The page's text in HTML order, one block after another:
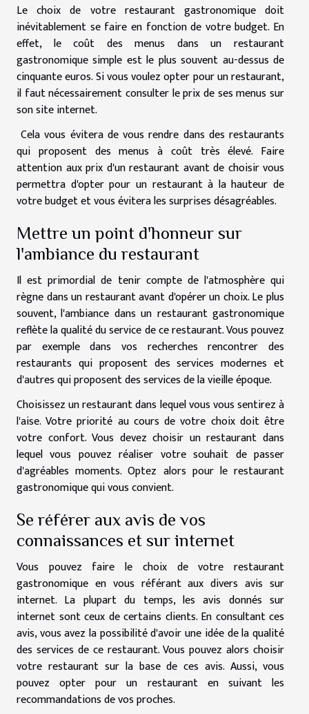
Le choix de votre restaurant gastronomique doit
inévitablement se faire en fonction de votre budget. En
effet, le coût des menus dans un restaurant
gastronomique simple est le plus souvent au-dessus de
cinquante euros. Si vous voulez opter pour un restaurant,
il faut nécessairement consulter le prix de ses menus sur
son site internet.
Cela vous évitera de vous rendre dans des restaurants
qui proposent des menus à coût très élevé. Faire
attention aux prix d'un restaurant avant de choisir vous
permettra d'opter pour un restaurant à la hauteur de
votre budget et vous évitera les surprises désagréables.
Mettre un point d'honneur sur
l'ambiance du restaurant
Il est primordial de tenir compte de l'atmosphère qui
règne dans un restaurant avant d'opérer un choix. Le plus
souvent, l'ambiance dans un restaurant gastronomique
reflète la qualité du service de ce restaurant. Vous pouvez
par exemple dans vos recherches rencontrer des
restaurants qui proposent des services modernes et
d'autres qui proposent des services de la vieille époque.
Choisissez un restaurant dans lequel vous vous sentirez à
l'aise. Votre priorité au cours de votre choix doit être
votre confort. Vous devez choisir un restaurant dans
lequel vous pouvez réaliser votre souhait de passer
d'agréables moments. Optez alors pour le restaurant
gastronomique qui vous convient.
Se référer aux avis de vos
connaissances et sur internet
Vous pouvez faire le choix de votre restaurant
gastronomique en vous référant aux divers avis sur
internet. La plupart du temps, les avis donnés sur
internet sont ceux de certains clients. En consultant ces
avis, vous avez la possibilité d'avoir une idée de la qualité
des services de ce restaurant. Vous pouvez alors choisir
votre restaurant sur la base de ces avis. Aussi, vous
pouvez opter pour un restaurant en suivant les
recommandations de vos proches.